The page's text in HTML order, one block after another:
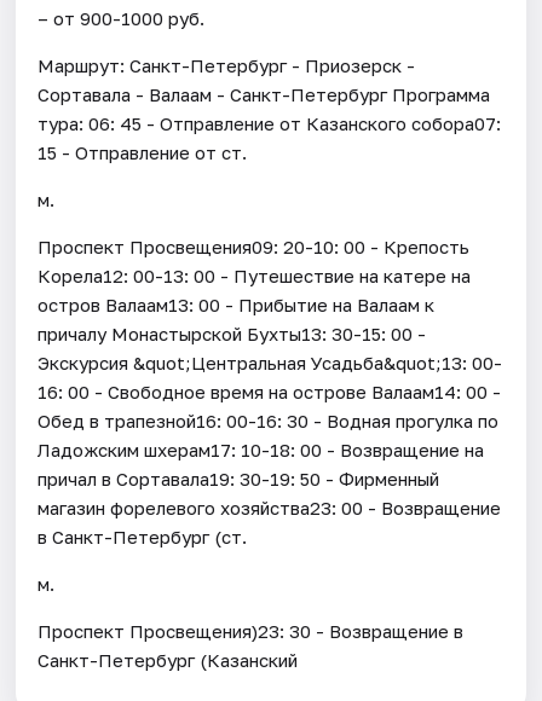
– от 900-1000 руб.
Маршрут: Санкт-Петербург - Приозерск -
Сортавала - Валаам - Санкт-Петербург Программа
тура: 06: 45 - Отправление от Казанского собора07:
15 - Отправление от ст.
м.
Проспект Просвещения09: 20-10: 00 - Крепость
Корела12: 00-13: 00 - Путешествие на катере на
остров Валаам13: 00 - Прибытие на Валаам к
причалу Монастырской Бухты13: 30-15: 00 -
Экскурсия &quot;Центральная Усадьба&quot;13: 00-
16: 00 - Свободное время на острове Валаам14: 00 -
Обед в трапезной16: 00-16: 30 - Водная прогулка по
Ладожским шхерам17: 10-18: 00 - Возвращение на
причал в Сортавала19: 30-19: 50 - Фирменный
магазин форелевого хозяйства23: 00 - Возвращение
в Санкт-Петербург (ст.
м.
Проспект Просвещения)23: 30 - Возвращение в
Санкт-Петербург (Казанский